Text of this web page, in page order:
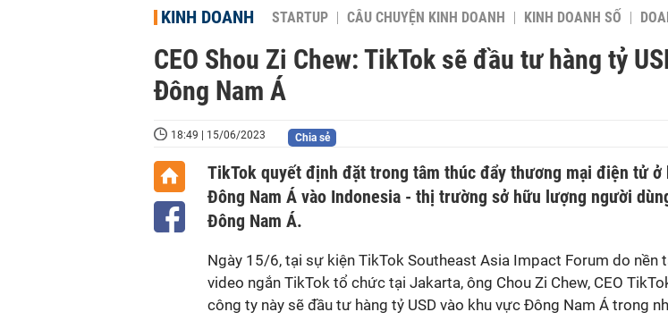
KINH DOANH STARTUP CÂU CHUYỆN KINH DOANH KINH DOANH SỐ
CEO Shou Zi Chew: TikTok sẽ đầu tư hàng tỷ
Đông Nam Á
18:49 | 15/06/2023 Chia sẻ
TikTok quyết định đặt trong tâm thúc đẩy thương mại điện tử ở
Đông Nam Á vào Indonesia - thị trường sở hữu lượng người
Đông Nam Á.
Ngày 15/6, tại sự kiện TikTok Southeast Asia Impact Forum do nền
video ngắn TikTok tổ chức tại Jakarta, ông Chou Zi Chew, CEO
công ty này sẽ đầu tư hàng tỷ USD vào khu vực Đông Nam Á trong